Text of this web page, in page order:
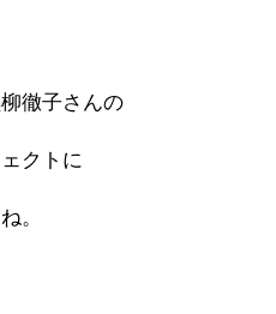
徹子さんの
クトに
。